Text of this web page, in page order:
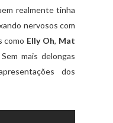
realmente tinha
nervosos com
como Elly Oh, Mat
Sem mais delongas
dos